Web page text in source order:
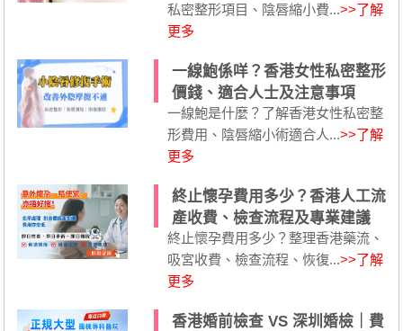
私密整形項目、陰唇縮小費...>>了解
更多
一線鮑係咩？香港女性私密整形
價錢、適合人士及注意事項
一線鮑是什麼？了解香港女性私密整
形費用、陰唇縮小術適合人...>>了解
更多
終止懷孕費用多少？香港人工流
產收費、檢查流程及專業建議
終止懷孕費用多少？整理香港藥流、
吸宮收費、檢查流程、恢復...>>了解
更多
香港婚前檢查 VS 深圳婚檢｜費